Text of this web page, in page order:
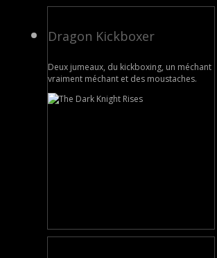
Dragon Kickboxer
Deux jumeaux, du kickboxing, un méchant
vraiment méchant et des moustaches.